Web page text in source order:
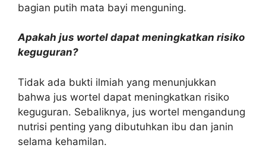
bagian putih mata bayi menguning.
Apakah jus wortel dapat meningkatkan risiko
keguguran?
Tidak ada bukti ilmiah yang menunjukkan
bahwa jus wortel dapat meningkatkan risiko
keguguran. Sebaliknya, jus wortel mengandung
nutrisi penting yang dibutuhkan ibu dan janin
selama kehamilan.